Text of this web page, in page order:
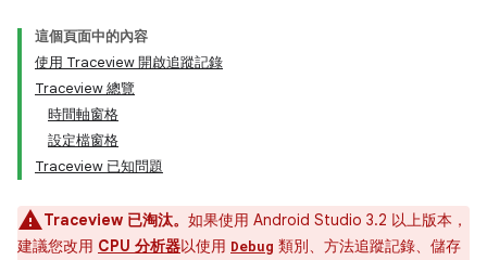
這個頁面中的內容
使用 Traceview 開啟追蹤記錄
Traceview 總覽
時間軸窗格
設定檔窗格
Traceview 已知問題
Traceview 已淘汰。 如果使用 Android Studio 3.2 以上版本，
建議您改用 CPU 分析器以使用 Debug 類別、方法追蹤記錄、儲存